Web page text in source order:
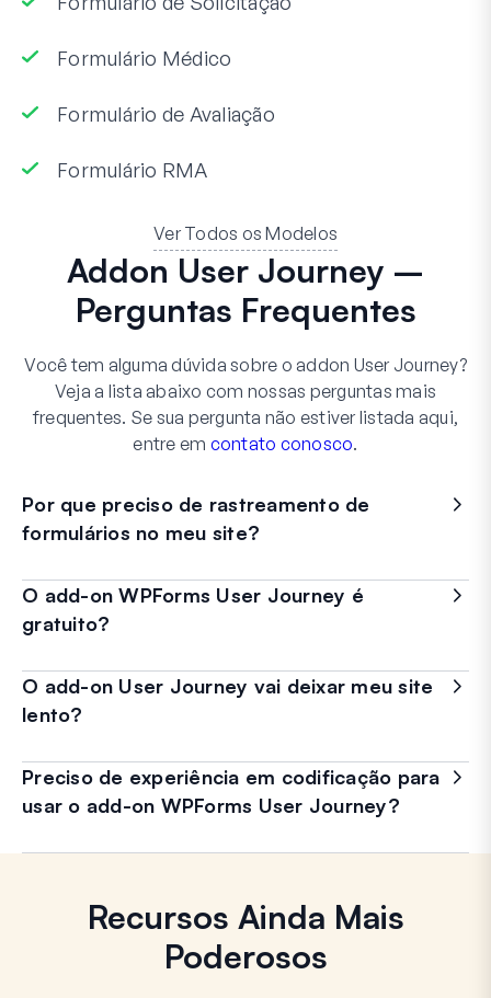
Formulário Médico
Formulário de Avaliação
Formulário RMA
Ver Todos os Modelos
Addon User Journey –
Perguntas Frequentes
Você tem alguma dúvida sobre o addon User Journey?
Veja a lista abaixo com nossas perguntas mais
frequentes. Se sua pergunta não estiver listada aqui,
entre em contato conosco.
Por que preciso de rastreamento de
formulários no meu site?
O add-on WPForms User Journey é
gratuito?
O add-on User Journey vai deixar meu site
lento?
Preciso de experiência em codificação para
usar o add-on WPForms User Journey?
Recursos Ainda Mais
Poderosos